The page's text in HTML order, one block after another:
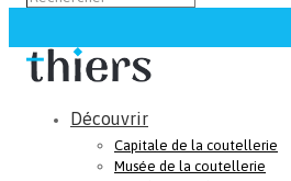
Découvrir
Capitale de la coutellerie
Musée de la coutellerie